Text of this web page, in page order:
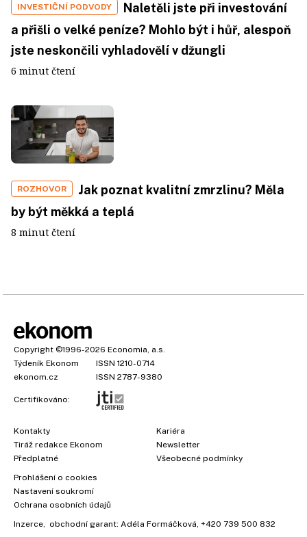
INVESTIČNÍ PODVODY
Naletěli jste při investování
a přišli o velké peníze? Mohlo být i hůř, alespoň
jste neskončili vyhladovělí v džungli
6 minut čtení
ROZHOVOR
Jak poznat kvalitní zmrzlinu? Měla
by být měkká a teplá
8 minut čtení
Copyright ©1996-2026 Economia, a.s.
Týdeník Ekonom
ISSN 1210-0714
ekonom.cz
ISSN 2787-9380
Certifikováno:
Kontakty
Tiráž redakce Ekonom
Předplatné
Kariéra
Newsletter
Všeobecné podmínky
Prohlášení o cookies
Nastavení soukromí
Ochrana osobních údajů
Inzerce , obchodní garant: Adéla Formáčková +420 739 500 832